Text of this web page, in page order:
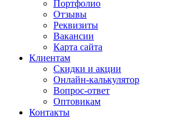
Портфолио
Отзывы
Реквизиты
Вакансии
Карта сайта
Клиентам
Скидки и акции
Онлайн-калькулятор
Вопрос-ответ
Оптовикам
Контакты